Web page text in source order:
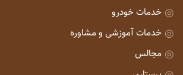
خدمات خودرو
خدمات آموزشی و مشاوره
مجالس